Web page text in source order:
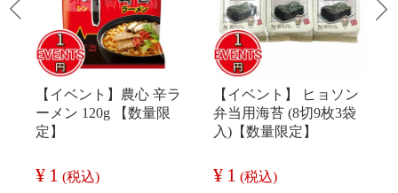
【イベント】農心 辛ラ
ーメン 120g 【数量限
定】
¥ 1 (税込)
【イベント】 ヒョソン
弁当用海苔 (8切9枚3袋
入)【数量限定】
¥ 1 (税込)